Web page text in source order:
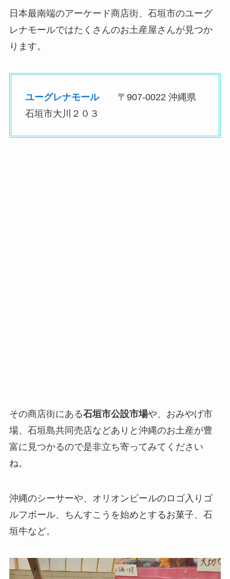
日本最南端のアーケード商店街、石垣市のユーグ
レナモールではたくさんのお土産屋さんが見つか
ります。
ユーグレナモール〒907-0022 沖縄県
石垣市大川２０３
その商店街にある石垣市公設市場や、おみやげ市
場、石垣島共同売店などありと沖縄のお土産が豊
富に見つかるので是非立ち寄ってみてください
ね。
沖縄のシーサーや、オリオンビールのロゴ入りゴ
ルフボール、ちんすこうを始めとするお菓子、石
垣牛など。